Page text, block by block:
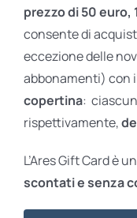
prezzo di 50 euro,
consente di
eccezione delle
abbonamenti) con
copertina:
rispettivamente,
L’Ares Gift Card è
scontati esenza